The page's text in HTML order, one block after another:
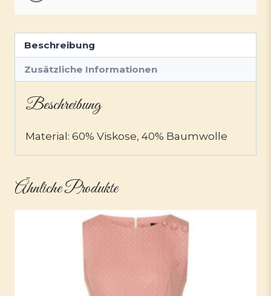
Beschreibung
Zusätzliche Informationen
Beschreibung
Material: 60% Viskose, 40% Baumwolle
Ähnliche Produkte